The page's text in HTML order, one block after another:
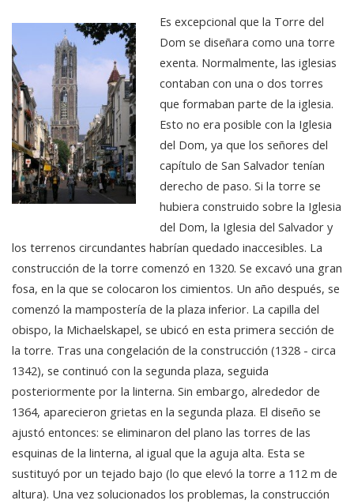
Es excepcional que la Torre del
Dom se diseñara como una torre
exenta. Normalmente, las iglesias
contaban con una o dos torres
que formaban parte de la iglesia.
Esto no era posible con la Iglesia
del Dom, ya que los señores del
capítulo de San Salvador tenían
derecho de paso. Si la torre se
hubiera construido sobre la Iglesia
del Dom, la Iglesia del Salvador y
los terrenos circundantes habrían quedado inaccesibles. La
construcción de la torre comenzó en 1320. Se excavó una gran
fosa, en la que se colocaron los cimientos. Un año después, se
comenzó la mampostería de la plaza inferior. La capilla del
obispo, la Michaelskapel, se ubicó en esta primera sección de
la torre. Tras una congelación de la construcción (1328 - circa
1342), se continuó con la segunda plaza, seguida
posteriormente por la linterna. Sin embargo, alrededor de
1364, aparecieron grietas en la segunda plaza. El diseño se
ajustó entonces: se eliminaron del plano las torres de las
esquinas de la linterna, al igual que la aguja alta. Esta se
sustituyó por un tejado bajo (lo que elevó la torre a 112 m de
altura). Una vez solucionados los problemas, la construcción